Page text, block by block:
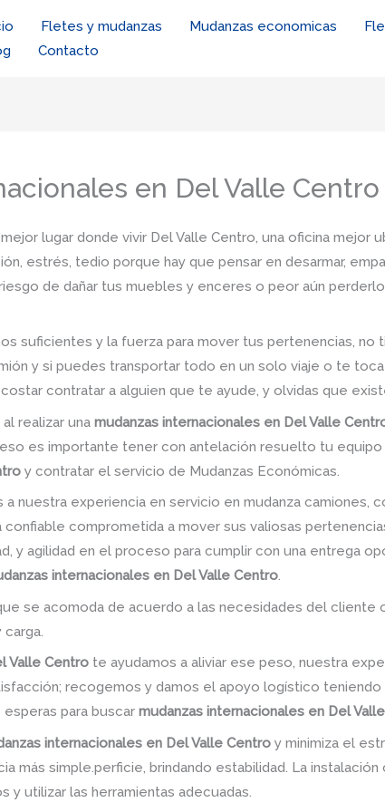
Fletes y mudanzas Mudanzas economicas
Contacto
en Del Valle Centro
lugar donde vivir Del Valle Centro, una oficina mejor
estrés, tedio porque hay que pensar en desarmar,
de dañar tus muebles y enceres o peor aún
suficientes y la fuerza para mover tus pertenencias,
y si puedes transportar todo en un solo viaje o te
contratar a alguien que te ayude, y olvidas que
realizar una mudanzas internacionales en Del Valle
es importante tener con antelación resuelto tu
y contratar el servicio de Mudanzas Económicas.
a nuestra experiencia en servicio en mudanza
confiable comprometida a mover sus valiosas
y agilidad en el proceso para cumplir con una entrega
internacionales en Del Valle Centro.
se acomoda de acuerdo a las necesidades del
Valle Centro te ayudamos a aliviar ese peso, nuestra
recogemos y damos el apoyo logístico
para buscar mudanzas internacionales en Del
internacionales en Del Valle Centro y minimiza el
más simple.perficie, brindando estabilidad. La
utilizar las herramientas adecuadas.